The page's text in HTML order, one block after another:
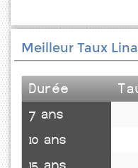
Meilleur Taux
Durée
7 ans
10 ans
15 ans